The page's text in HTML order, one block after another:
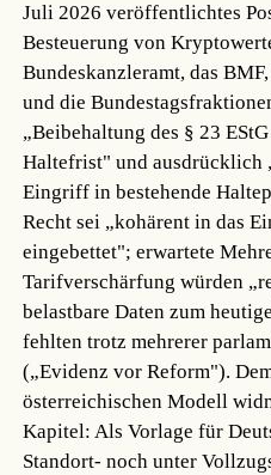
Juli 2026 veröffentlichtes
Besteuerung von
Bundeskanzleramt, das
und die
„Beibehaltung des § 23
Haltefrist" und
Eingriff in bestehende
Recht sei „kohärent in das
eingebettet"; erwartete
Tarifverschärfung würden
belastbare Daten zum
fehlten trotz mehrerer
(„Evidenz vor Reform").
österreichischen Modell
Kapitel: Als Vorlage für
Standort- noch unter